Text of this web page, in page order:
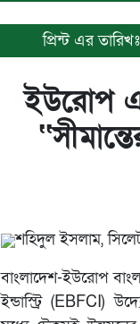
প্রিন্ট এর
ইউরোপ
শহিদুল ইসলাম,
বাংলাদেশ-ইউরোপ
ইন্ডাস্ট্রি (EBFCI)